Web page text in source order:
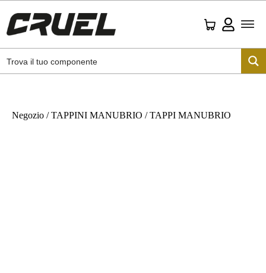
Negozio /TAPPINI MANUBRIO / TAPPI MANUBRIO